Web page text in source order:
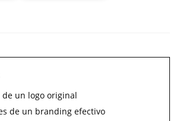
un logo original
de un branding efectivo